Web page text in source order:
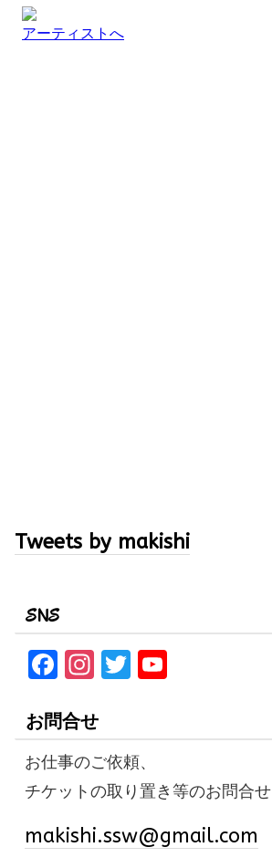
Tweets by makishi
SNS
F
ce
b
o
o
k
In
a
gr
a
m
T
te
r
T
u
b
e
お問合せ
お仕事のご依頼、
チケットの取り置き等のお問合せ
makishi.ssw@gmail.com